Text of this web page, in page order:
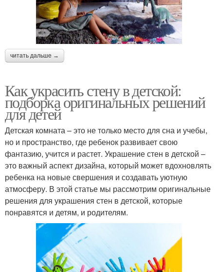
читать дальше →
Как украсить стену в детской:
подборка оригинальных решений
для детей
Детская комната – это не только место для сна и учебы,
но и пространство, где ребенок развивает свою
фантазию, учится и растет. Украшение стен в детской –
это важный аспект дизайна, который может вдохновлять
ребенка на новые свершения и создавать уютную
атмосферу. В этой статье мы рассмотрим оригинальные
решения для украшения стен в детской, которые
понравятся и детям, и родителям.